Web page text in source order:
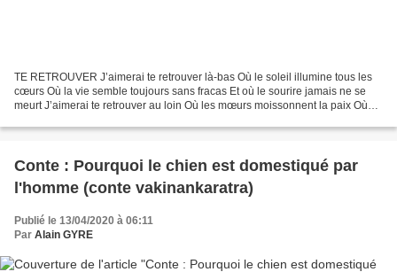
TE RETROUVER J’aimerai te retrouver là-bas Où le soleil illumine tous les
cœurs Où la vie semble toujours sans fracas Et où le sourire jamais ne se
meurt J’aimerai te retrouver au loin Où les mœurs moissonnent la paix Où
Conte : Pourquoi le chien est domestiqué par
l'homme (conte vakinankaratra)
Publié le 13/04/2020 à 06:11
Par Alain GYRE